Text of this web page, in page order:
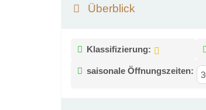
Überblick
Klassifizierung:
saisonale Öffnungszeiten: